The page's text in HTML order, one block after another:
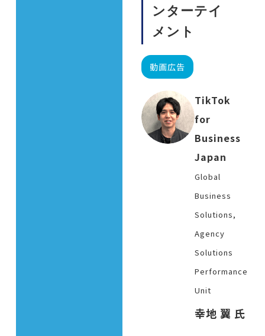
ンターテイ
メント
動画広告
TikTok
for
Business
Japan
Global
Business
Solutions,
Agency
Solutions
Performance
Unit
幸地 翼 氏